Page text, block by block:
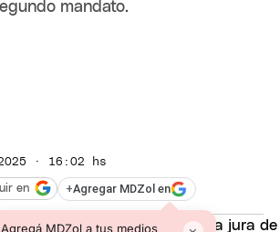
mandato.
· 16:02 hs
+Agregar MDZol en
Agregá MDZol a tus medios
en